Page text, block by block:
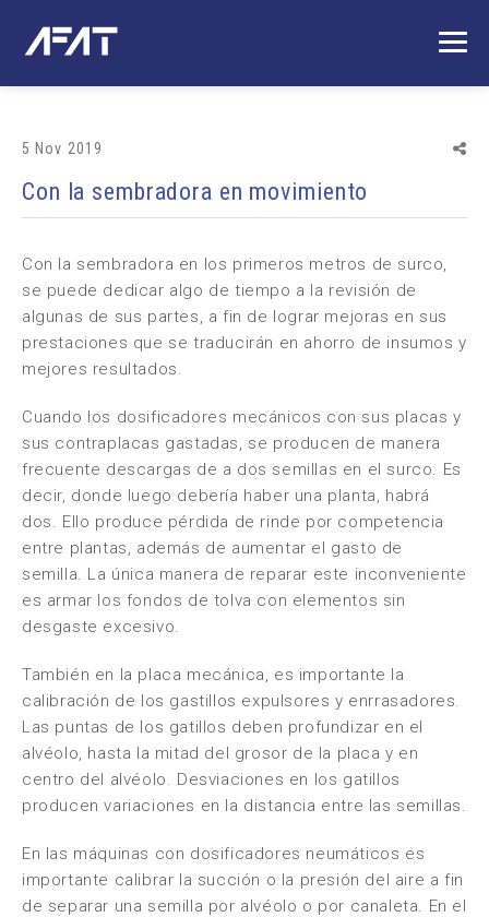
5 Nov 2019
Con la sembradora en movimiento
Con la sembradora en los primeros metros de surco,
se puede dedicar algo de tiempo a la revisión de
algunas de sus partes, a fin de lograr mejoras en sus
prestaciones que se traducirán en ahorro de insumos y
mejores resultados.
Cuando los dosificadores mecánicos con sus placas y
sus contraplacas gastadas, se producen de manera
frecuente descargas de a dos semillas en el surco. Es
decir, donde luego debería haber una planta, habrá
dos. Ello produce pérdida de rinde por competencia
entre plantas, además de aumentar el gasto de
semilla. La única manera de reparar este inconveniente
es armar los fondos de tolva con elementos sin
desgaste excesivo.
También en la placa mecánica, es importante la
calibración de los gastillos expulsores y enrrasadores.
Las puntas de los gatillos deben profundizar en el
alvéolo, hasta la mitad del grosor de la placa y en
centro del alvéolo. Desviaciones en los gatillos
producen variaciones en la distancia entre las semillas.
En las máquinas con dosificadores neumáticos es
importante calibrar la succión o la presión del aire a fin
de separar una semilla por alvéolo o por canaleta. En el